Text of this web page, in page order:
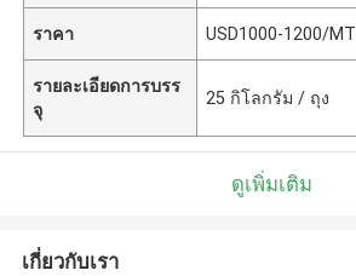
ราคา USD1000-1200/MT
รายละเอียดการบรร
จุ
25 กิโลกรัม / ถุง
ดูเพิ่มเติม
เกี่ยวกับเรา